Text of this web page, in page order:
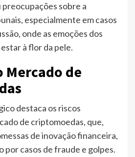
sobre a
especialmente em casos
onde as emoções dos
à flor da pele.
Mercado de
destaca os riscos
de criptomoedas, que,
de inovação financeira,
por casos de fraude e golpes.